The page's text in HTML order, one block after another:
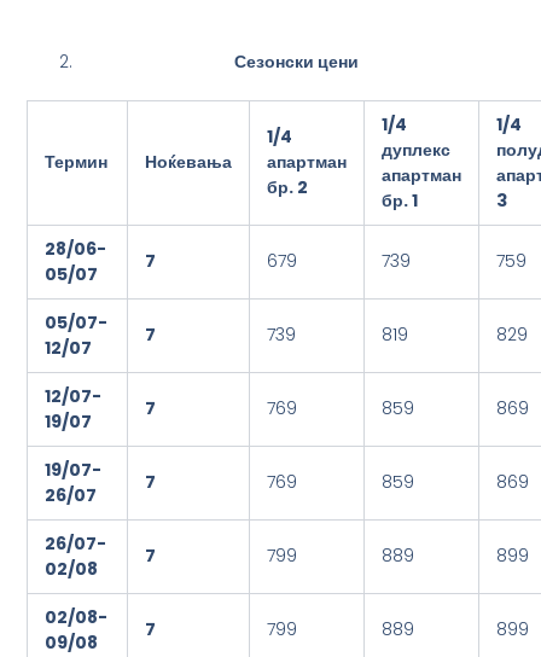
Сезонски цени
Термин Ноќевања
1/4
апартман
бр. 2
1/4
дуплекс
апартман
бр. 1
1/4
3
28/06-
05/07
7 679 739 759
05/07-
12/07
7 739 819 829
12/07-
19/07
7 769 859 869
19/07-
26/07
7 769 859 869
26/07-
02/08
7 799 889 899
02/08-
09/08
7 799 889 899